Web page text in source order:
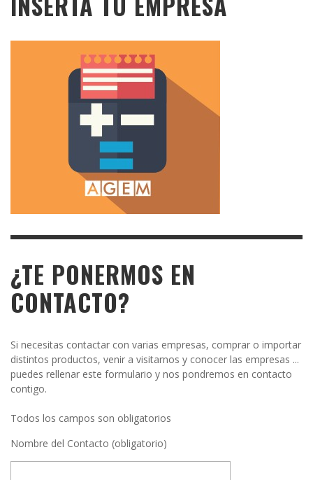
¿TE PONERMOS EN
CONTACTO?
Si necesitas contactar con varias empresas, comprar o importar
distintos productos, venir a visitarnos y conocer las empresas ...
puedes rellenar este formulario y nos pondremos en contacto
contigo.
Todos los campos son obligatorios
Nombre del Contacto (obligatorio)